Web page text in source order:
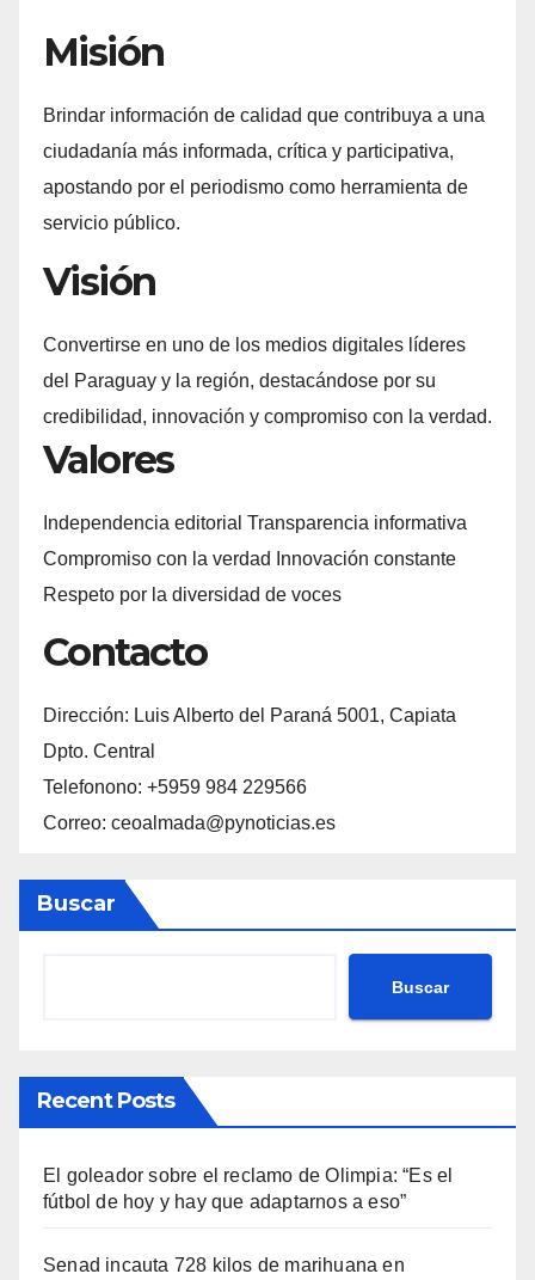
Misión
Brindar información de calidad que contribuya a una
ciudadanía más informada, crítica y participativa,
apostando por el periodismo como herramienta de
servicio público.
Visión
Convertirse en uno de los medios digitales líderes
del Paraguay y la región, destacándose por su
credibilidad, innovación y compromiso con la verdad.
Valores
Independencia editorial Transparencia informativa
Compromiso con la verdad Innovación constante
Respeto por la diversidad de voces
Contacto
Dirección: Luis Alberto del Paraná 5001, Capiata
Dpto. Central
Telefonono: +5959 984 229566
Correo: ceoalmada@pynoticias.es
Buscar
Buscar
Recent Posts
El goleador sobre el reclamo de Olimpia: “Es el
fútbol de hoy y hay que adaptarnos a eso”
Senad incauta 728 kilos de marihuana en